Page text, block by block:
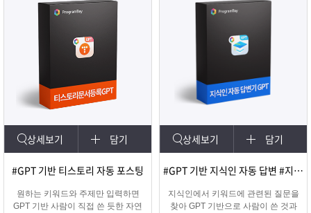
상세보기 담기
#GPT 기반 티스토리 자동 포스팅
원하는 키워드와 주제만 입력하면
GPT 기반 사람이 직접 쓴 듯한 자연
상세보기 담기
#GPT 기반 지식인 자동 답변 #지식인마케팅
지식인에서 키워드에 관련된 질문을
찾아 GPT 기반으로 사람이 쓴 것과